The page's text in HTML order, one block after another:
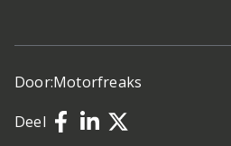
Door:Motorfreaks
Deel